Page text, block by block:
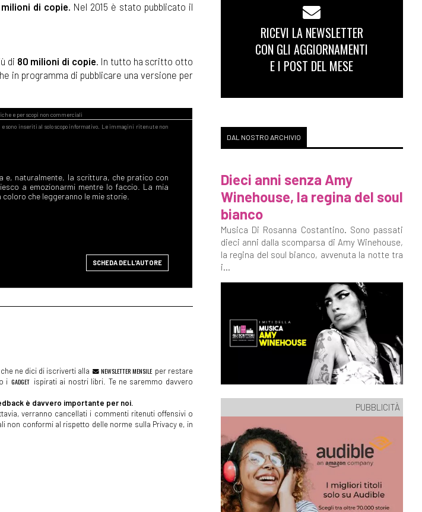
di copie. Nel 2015 è stato pubblicato il
di 80 milioni di copie. In tutto ha scritto otto
in programma di pubblicare una versione per
e, naturalmente, la scrittura, che pratico con
a emozionarmi mentre lo faccio. La mia
che leggeranno le mie storie.
SCHEDA DELL'AUTORE
ne dici di iscriverti alla NEWSLETTER MENSILE per restare
i GADGET ispirati ai nostri libri. Te ne saremmo davvero
è davvero importante per noi.
verranno cancellati i commenti ritenuti offensivi o
non conformi al rispetto delle norme sulla Privacy e, in
RICEVI LA NEWSLETTER
CON GLI AGGIORNAMENTI
E I POST DEL MESE
DAL NOSTRO ARCHIVIO
Dieci anni senza Amy
Winehouse, la regina del soul
bianco
Musica Di Rosanna Costantino. Sono passati
dieci anni dalla scomparsa di Amy Winehouse,
la regina del soul bianco, avvenuta la notte tra
i...
PUBBLICITÀ